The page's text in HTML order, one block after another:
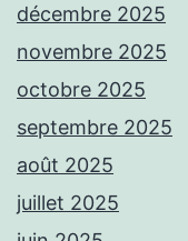
décembre 2025
novembre 2025
octobre 2025
septembre 2025
août 2025
juillet 2025